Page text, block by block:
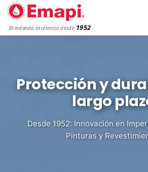
Brindando excelencia desde 1952
Protección y
largo
Desde 1952: Innovación en
Pinturas y